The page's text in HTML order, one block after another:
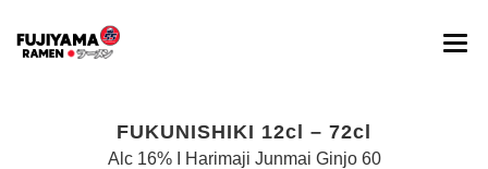
FUKUNISHIKI 12cl – 72cl
Alc 16% I Harimaji Junmai Ginjo 60